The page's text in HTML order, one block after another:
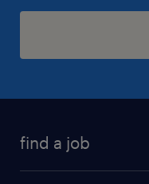
find a job